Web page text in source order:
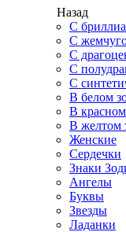
Назад
С
С
С
С
С
В белом
В красном
В желтом
Женские
Сердечки
Знаки
Ангелы
Буквы
Звезды
Ладанки